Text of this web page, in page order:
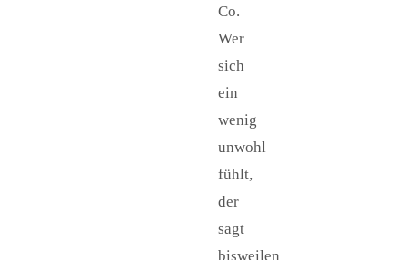
Co.
Wer
sich
ein
wenig
unwohl
fühlt,
der
sagt
bisweilen